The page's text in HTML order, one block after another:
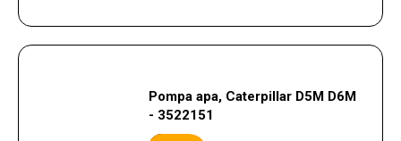
Pompa apa, Caterpillar D5M D6M
- 3522151